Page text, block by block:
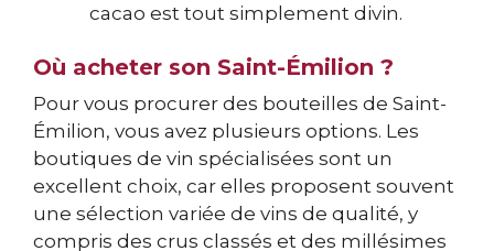
cacao est tout simplement divin.
Où acheter son Saint-Émilion ?
Pour vous procurer des bouteilles de Saint-
Émilion, vous avez plusieurs options. Les
boutiques de vin spécialisées sont un
excellent choix, car elles proposent souvent
une sélection variée de vins de qualité, y
compris des crus classés et des millésimes